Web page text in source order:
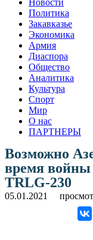
Новости
Политика
Закавказье
Экономика
Армия
Диаспора
Общество
Аналитика
Культура
Спорт
Мир
О нас
ПАРТНЕРЫ
Возможно
время войны
TRLG-230
05.01.2021